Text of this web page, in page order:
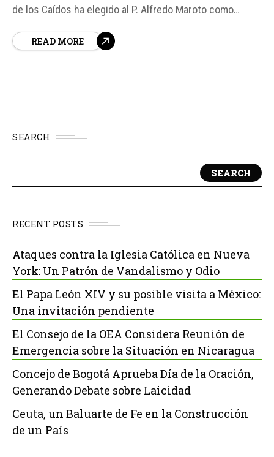
de los Caídos ha elegido al P. Alfredo Maroto como
para perseverar en la custodia del lugar y de la vida
READ MORE
SEARCH
SEARCH
RECENT POSTS
Ataques contra la Iglesia Católica en Nueva
York: Un Patrón de Vandalismo y Odio
El Papa León XIV y su posible visita a México:
Una invitación pendiente
El Consejo de la OEA Considera Reunión de
Emergencia sobre la Situación en Nicaragua
Concejo de Bogotá Aprueba Día de la Oración,
Generando Debate sobre Laicidad
Ceuta, un Baluarte de Fe en la Construcción
de un País